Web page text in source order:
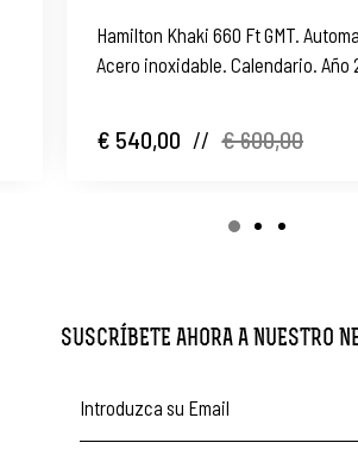
Hamilton Khaki 660 Ft GMT.
Acero inoxidable. Calendario. Año
€ 540,00 // € 600,00
SUSCRÍBETE AHORA A NUESTRO